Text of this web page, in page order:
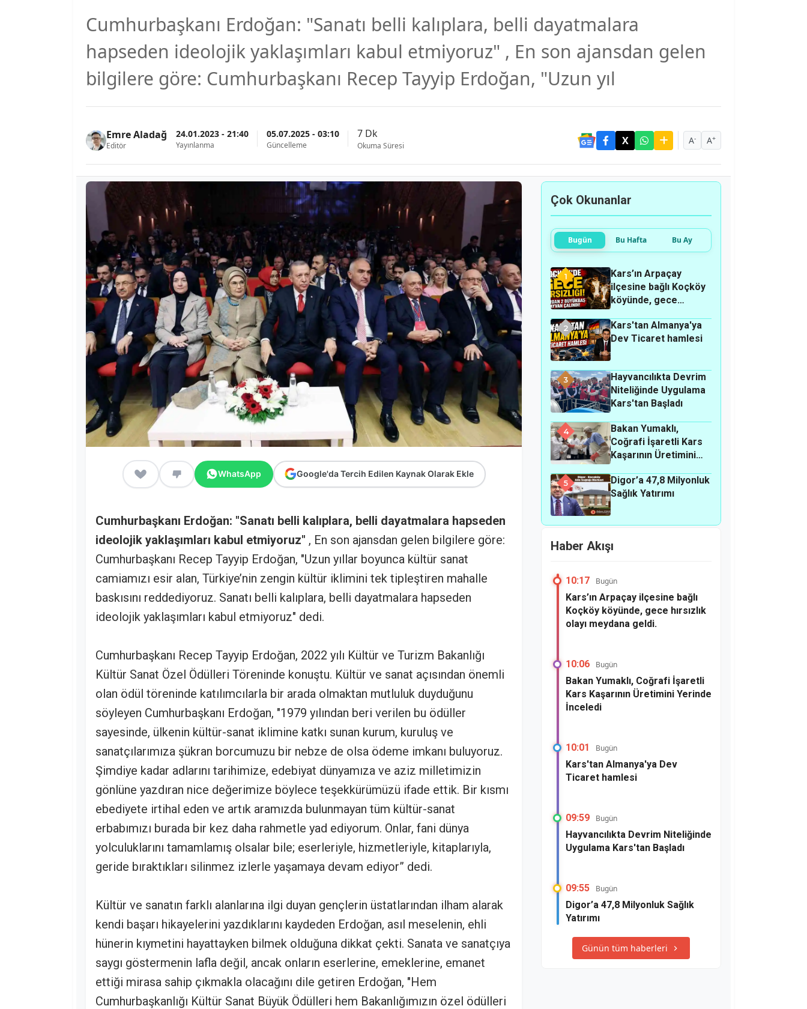
Cumhurbaşkanı Erdoğan: "Sanatı belli kalıplara, belli dayatmalara
hapseden ideolojik yaklaşımları kabul etmiyoruz" , En son ajansdan gelen
bilgilere göre: Cumhurbaşkanı Recep Tayyip Erdoğan, "Uzun yıl
Emre Aladağ
Editör
24.01.2023 - 21:40
Yayınlanma
05.07.2025 - 03:10
Güncelleme
7 Dk
Okuma Süresi A- A+
WhatsApp Google'da Tercih Edilen Kaynak Olarak Ekle
Cumhurbaşkanı Erdoğan: "Sanatı belli kalıplara, belli dayatmalara hapseden
ideolojik yaklaşımları kabul etmiyoruz" , En son ajansdan gelen bilgilere göre:
Cumhurbaşkanı Recep Tayyip Erdoğan, "Uzun yıllar boyunca kültür sanat
camiamızı esir alan, Türkiye’nin zengin kültür iklimini tek tipleştiren mahalle
baskısını reddediyoruz. Sanatı belli kalıplara, belli dayatmalara hapseden
ideolojik yaklaşımları kabul etmiyoruz" dedi.
Cumhurbaşkanı Recep Tayyip Erdoğan, 2022 yılı Kültür ve Turizm Bakanlığı
Kültür Sanat Özel Ödülleri Töreninde konuştu. Kültür ve sanat açısından önemli
olan ödül töreninde katılımcılarla bir arada olmaktan mutluluk duyduğunu
söyleyen Cumhurbaşkanı Erdoğan, "1979 yılından beri verilen bu ödüller
sayesinde, ülkenin kültür-sanat iklimine katkı sunan kurum, kuruluş ve
sanatçılarımıza şükran borcumuzu bir nebze de olsa ödeme imkanı buluyoruz.
Şimdiye kadar adlarını tarihimize, edebiyat dünyamıza ve aziz milletimizin
gönlüne yazdıran nice değerimize böylece teşekkürümüzü ifade ettik. Bir kısmı
ebediyete irtihal eden ve artık aramızda bulunmayan tüm kültür-sanat
erbabımızı burada bir kez daha rahmetle yad ediyorum. Onlar, fani dünya
yolculuklarını tamamlamış olsalar bile; eserleriyle, hizmetleriyle, kitaplarıyla,
geride bıraktıkları silinmez izlerle yaşamaya devam ediyor” dedi.
Kültür ve sanatın farklı alanlarına ilgi duyan gençlerin üstatlarından ilham alarak
kendi başarı hikayelerini yazdıklarını kaydeden Erdoğan, asıl meselenin, ehli
hünerin kıymetini hayattayken bilmek olduğuna dikkat çekti. Sanata ve sanatçıya
saygı göstermenin lafla değil, ancak onların eserlerine, emeklerine, emanet
ettiği mirasa sahip çıkmakla olacağını dile getiren Erdoğan, "Hem
Cumhurbaşkanlığı Kültür Sanat Büyük Ödülleri hem Bakanlığımızın özel ödülleri
Çok Okunanlar
Bugün Bu Hafta Bu Ay
1
Kars’ın Arpaçay
ilçesine bağlı Koçköy
köyünde, gece
meydana geldi.
2
Kars'tan Almanya'ya
Dev Ticaret hamlesi
3
Hayvancılıkta Devrim
Niteliğinde Uygulama
Kars'tan Başladı
4
Bakan Yumaklı,
Coğrafi İşaretli Kars
Kaşarının Üretimini
5
Digor’a 47,8 Milyonluk
Sağlık Yatırımı
Haber Akışı
10:17 Bugün
Kars’ın Arpaçay ilçesine bağlı
Koçköy köyünde, gece hırsızlık
olayı meydana geldi.
10:06 Bugün
Bakan Yumaklı, Coğrafi İşaretli
Kars Kaşarının Üretimini Yerinde
İnceledi
10:01 Bugün
Kars'tan Almanya'ya Dev
Ticaret hamlesi
09:59 Bugün
Hayvancılıkta Devrim Niteliğinde
Uygulama Kars'tan Başladı
09:55 Bugün
Digor’a 47,8 Milyonluk Sağlık
Yatırımı
Günün tüm haberleri